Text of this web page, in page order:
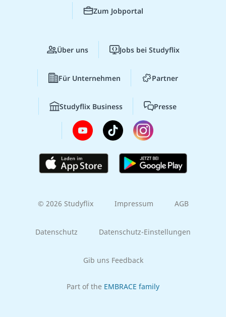
Zum Jobportal
Über uns Jobs bei Studyflix
Für Unternehmen Partner
Studyflix Business Presse
© 2026 Studyflix Impressum AGB
Datenschutz Datenschutz-Einstellungen
Gib uns Feedback
Part of the EMBRACE family